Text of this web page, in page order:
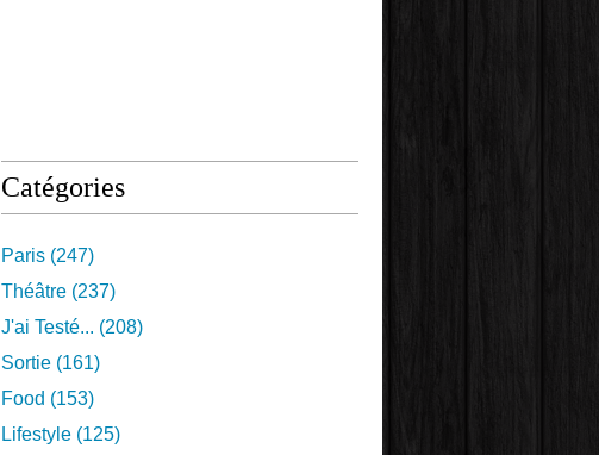
Catégories
Paris (247)
Théâtre (237)
J'ai Testé... (208)
Sortie (161)
Food (153)
Lifestyle (125)